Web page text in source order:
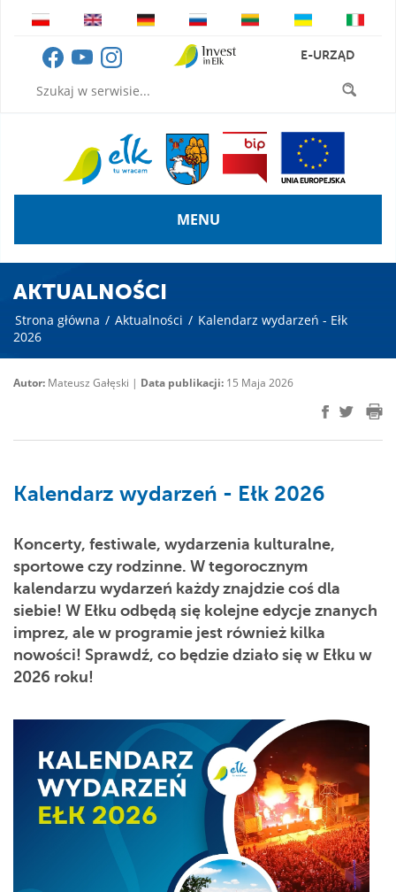
E-URZĄD
MENU
AKTUALNOŚCI
Strona główna / Aktualności / Kalendarz wydarzeń - Ełk
2026
Autor: Mateusz Gałęski | Data publikacji: 15 Maja 2026
Kalendarz wydarzeń - Ełk 2026
Koncerty, festiwale, wydarzenia kulturalne,
sportowe czy rodzinne. W tegorocznym
kalendarzu wydarzeń każdy znajdzie coś dla
siebie! W Ełku odbędą się kolejne edycje znanych
imprez, ale w programie jest również kilka
nowości! Sprawdź, co będzie działo się w Ełku w
2026 roku!